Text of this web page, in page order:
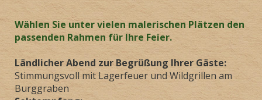
Wählen Sie unter vielen malerischen Plätzen den
passenden Rahmen für Ihre Feier.
Ländlicher Abend zur Begrüßung Ihrer Gäste:
Stimmungsvoll mit Lagerfeuer und Wildgrillen am
Burggraben